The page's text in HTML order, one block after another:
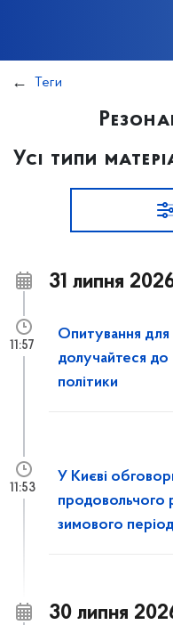
Теги
Усі типи
31 липня
Опитування
долучайтеся до
політики
11:57
У Києві
продовольчого
зимового
11:53
30 липня